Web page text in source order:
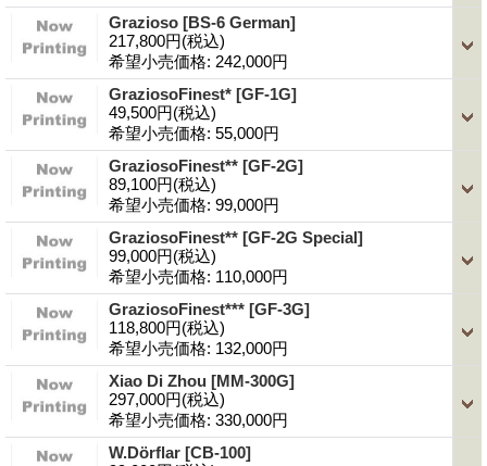
Grazioso [BS-6 German]
217,800円(税込)
希望小売価格: 242,000円
GraziosoFinest* [GF-1G]
49,500円(税込)
希望小売価格: 55,000円
GraziosoFinest** [GF-2G]
89,100円(税込)
希望小売価格: 99,000円
GraziosoFinest** [GF-2G Special]
99,000円(税込)
希望小売価格: 110,000円
GraziosoFinest*** [GF-3G]
118,800円(税込)
希望小売価格: 132,000円
Xiao Di Zhou [MM-300G]
297,000円(税込)
希望小売価格: 330,000円
W.Dörflar [CB-100]